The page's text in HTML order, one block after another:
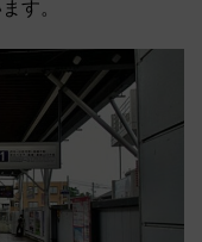
す。